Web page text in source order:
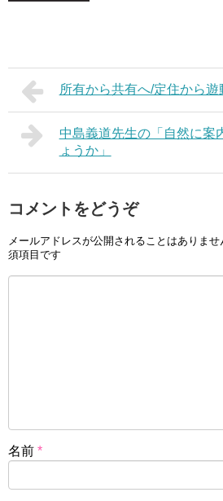
所有から共有へ/定住から遊
中島義道先生の「自然に案
ょうか」
コメントをどうぞ
メールアドレスが公開されることはありませ
須項目です
名前 *